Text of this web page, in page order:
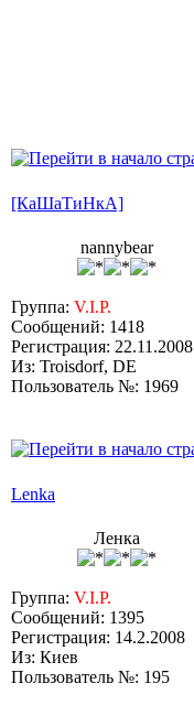
[КаШаТиНкА]
nannybear
Группа: V.I.P.
Сообщений: 1418
Регистрация: 22.11.2008
Из: Troisdorf, DE
Пользователь №: 1969
Lenka
Ленка
Группа: V.I.P.
Сообщений: 1395
Регистрация: 14.2.2008
Из: Киев
Пользователь №: 195